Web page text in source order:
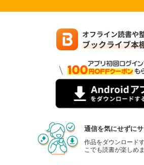
通信を気にせずに
作品をダウンロード
こでも読書が楽しめま